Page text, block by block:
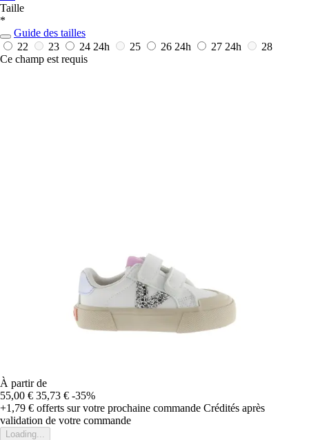
Taille
*
Guide des tailles
22
23 24 24h 25 26 24h 27 24h
28
Ce champ est requis
À partir de
55,00 € 35,73 € -35%
+1,79 € offerts sur votre prochaine commande Crédités après
validation de votre commande
Loading...